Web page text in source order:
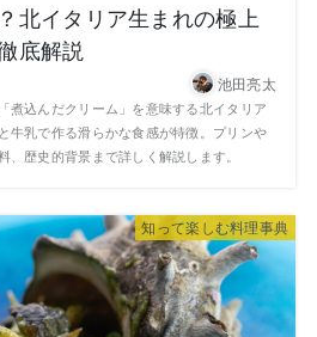
北イタリア生まれの極上
底解説
池田亮太
煮込んだクリーム」を意味する北イタリア
牛乳で作る滑らかな食感が特徴。プリンや
歴史的背景まで詳しく解説します。
知って楽しむ料理事典